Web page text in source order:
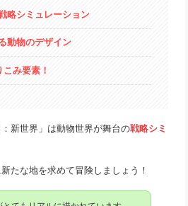
略シミュレーション
動物のデザイン
み要素！
：新世界」は動物世界が舞台の戦略シミ
たな地を求めて冒険しましょう！